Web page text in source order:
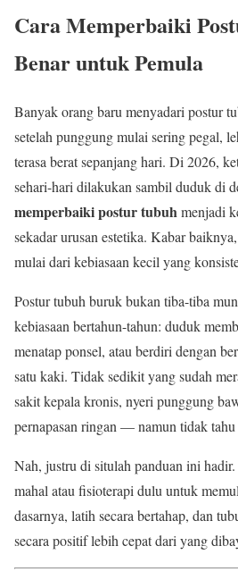
Cara Memperbaiki
Benar untuk Pemula
Banyak orang baru menyadari postur
setelah punggung mulai sering pegal,
terasa berat sepanjang hari. Di 2026,
sehari-hari dilakukan sambil duduk di
memperbaiki postur tubuhmenjadi
sekadar urusan estetika. Kabar
mulai dari kebiasaan kecil yang
Postur tubuh buruk bukan tiba-tiba
kebiasaan bertahun-tahun: duduk
menatap ponsel, atau berdiri dengan
satu kaki. Tidak sedikit yang sudah
sakit kepala kronis, nyeri punggung
pernapasan ringan — namun tidak
Nah, justru di situlah panduan ini
mahal atau fisioterapi dulu untuk
dasarnya, latih secara bertahap, dan
secara positif lebih cepat dari yang